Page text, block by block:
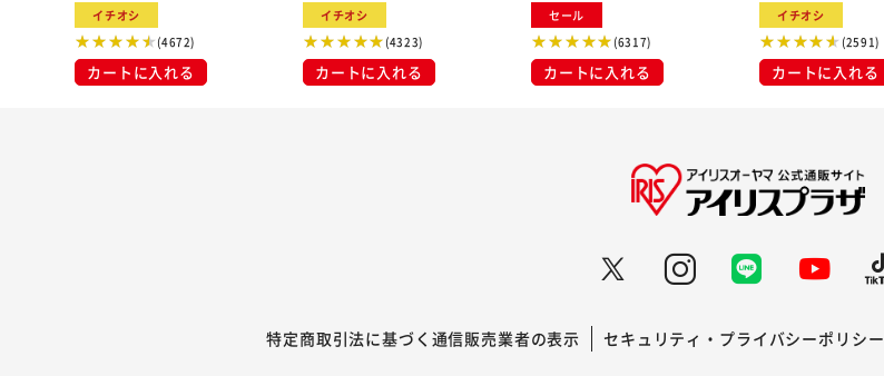
イチオシ
(4672)
カートに入れる
イチオシ
(4323)
カートに入れる
セール
(6317)
カートに入れる
イチオシ
(2591)
カートに入れる
特定商取引法に基づく通信販売業者の表示 セキュリティ・プライバシーポリシー